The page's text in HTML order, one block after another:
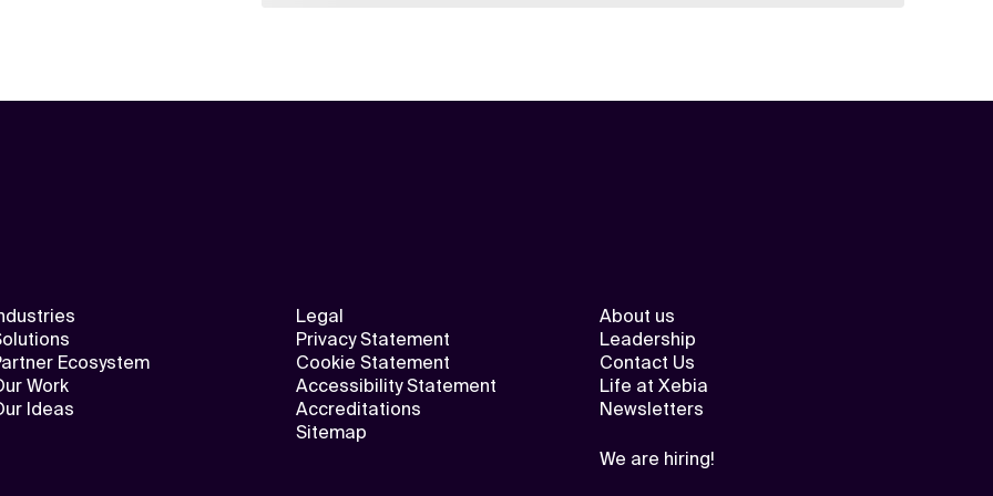
Ecosystem
Work
Ideas
Legal
Privacy Statement
Cookie Statement
Accessibility Statement
Accreditations
Sitemap
About us
Leadership
Contact Us
Life at Xebia
Newsletters
We are hiring!